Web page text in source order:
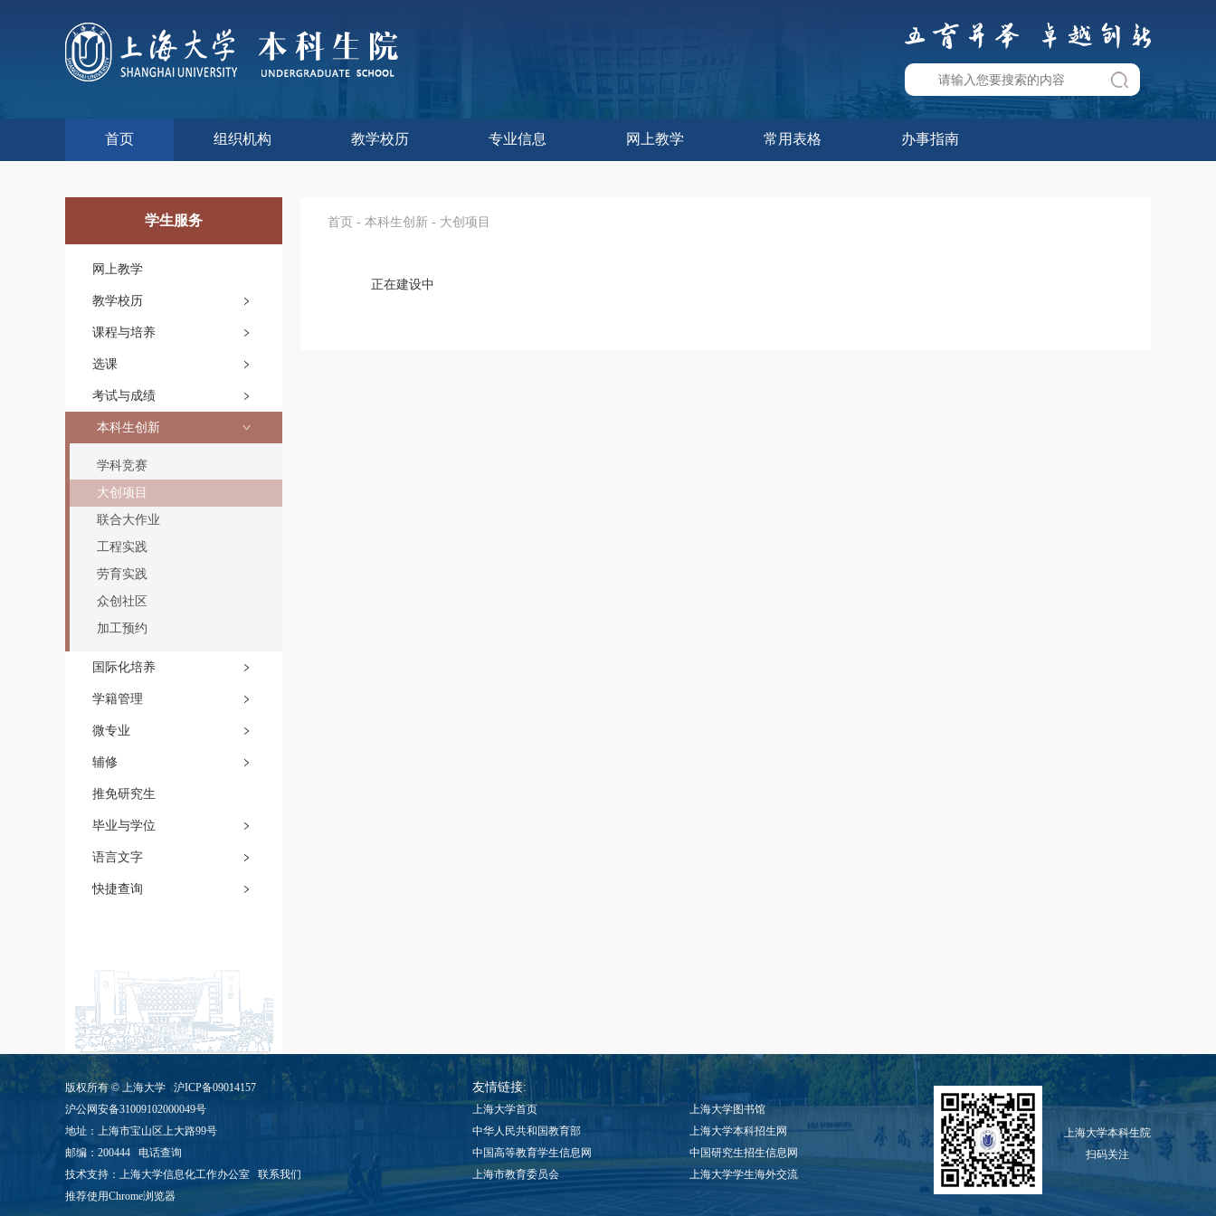
首页 组织机构 教学校历 专业信息 网上教学 常用表格 办事指南
学生服务
网上教学
教学校历
课程与培养
选课
考试与成绩
本科生创新
学科竞赛
大创项目
联合大作业
工程实践
劳育实践
众创社区
加工预约
国际化培养
学籍管理
微专业
辅修
推免研究生
毕业与学位
语言文字
快捷查询
首页 - 本科生创新 - 大创项目
正在建设中
版权所有 © 上海大学
沪ICP备09014157
沪公网安备31009102000049号
地址：上海市宝山区上大路99号
邮编：200444 电话查询
技术支持： 上海大学信息化工作办公室 联系我们
推荐使用Chrome浏览器
友情链接:
上海大学首页
上海大学图书馆
中华人民共和国教育部
上海大学本科招生网
中国高等教育学生信息网
中国研究生招生信息网
上海市教育委员会
上海大学学生海外交流
上海大学本科生院
扫码关注